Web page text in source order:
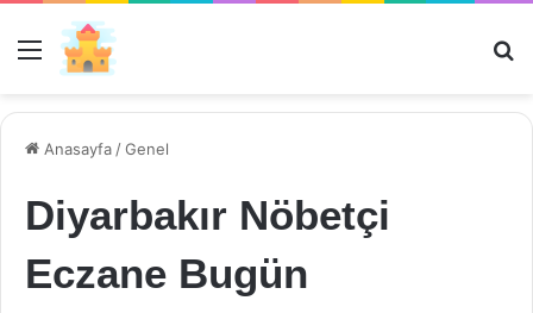
Menü
Anasayfa /Genel
Diyarbakır Nöbetçi
Eczane Bugün